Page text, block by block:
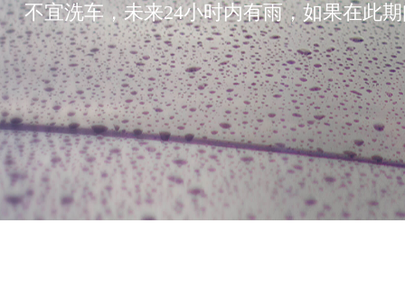
不宜洗车，未来24小时内有雨，如果在此